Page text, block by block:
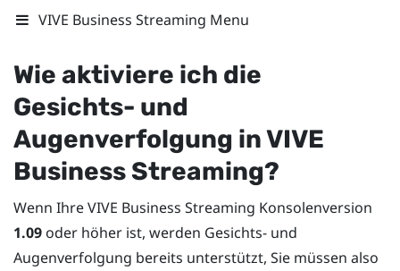
VIVE Business Streaming Menu
Wie aktiviere ich die
Gesichts- und
Augenverfolgung inVIVE
Business Streaming?
Wenn IhreVIVE Business Streaming Konsolenversion
1.09 oder höher ist, werden Gesichts- und
Augenverfolgung bereits unterstützt, Sie müssen also